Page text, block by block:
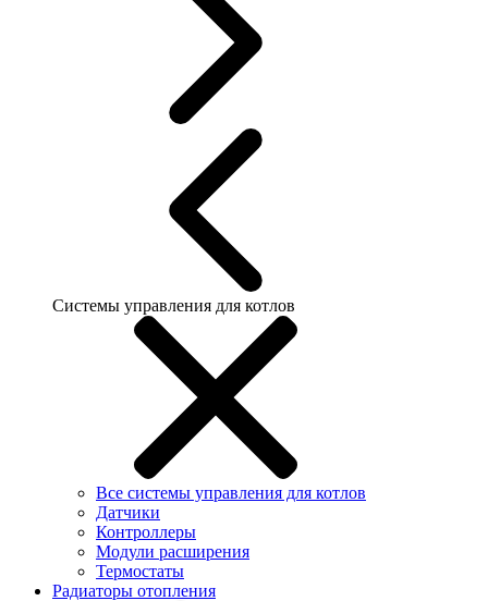
Системы управления для котлов
Все системы управления для котлов
Датчики
Контроллеры
Модули расширения
Термостаты
Радиаторы отопления